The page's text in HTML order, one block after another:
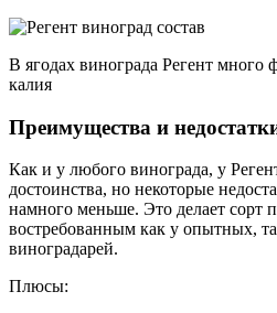
В ягодах винограда Регент много
калия
Преимущества и
Как и у любого винограда, у
достоинства, но некоторые
намного меньше. Это делает сорт
востребованным как у опытных,
виноградарей.
Плюсы: